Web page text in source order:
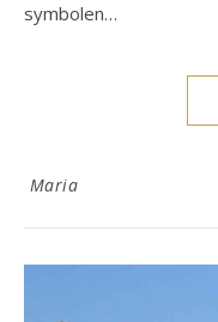
symbolen…
Maria